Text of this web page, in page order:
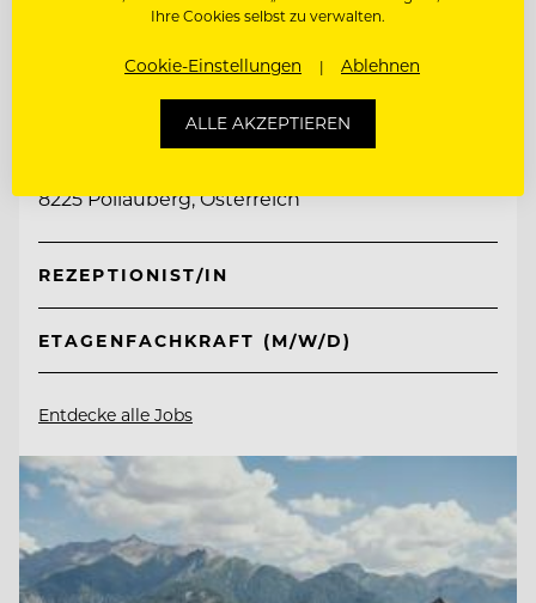
TOP ARBEITGEBER
Retter Bio-Natur-Resort
8225 Pöllauberg, Österreich
REZEPTIONIST/IN
ETAGENFACHKRAFT (M/W/D)
Entdecke alle Jobs
Ihre Cookies selbst zu verwalten.
Cookie-Einstellungen Ablehnen
ALLE AKZEPTIEREN